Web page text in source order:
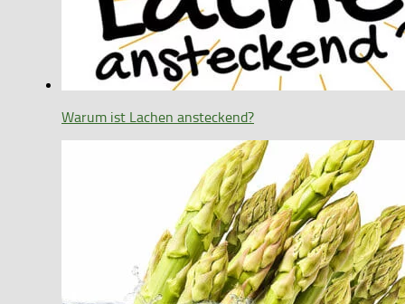
Warum ist Lachen ansteckend?